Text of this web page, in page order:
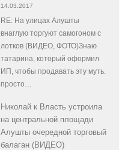
14.03.2017
RE: На улицах Алушты
внаглую торгуют самогоном с
лотков (ВИДЕО, ФОТО)Знаю
татарина, который оформил
ИП, чтобы продавать эту муть.
просто…
Николайк Власть устроила
на центральной площади
Алушты очередной торговый
балаган (ВИДЕО)